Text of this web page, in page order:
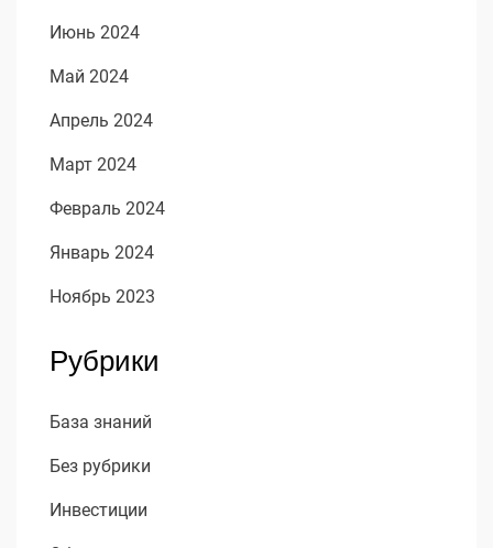
Июнь 2024
Май 2024
Апрель 2024
Март 2024
Февраль 2024
Январь 2024
Ноябрь 2023
Рубрики
База знаний
Без рубрики
Инвестиции